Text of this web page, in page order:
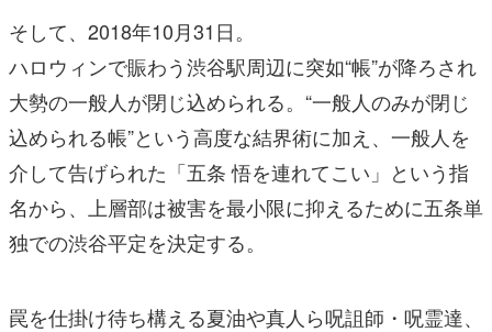
そして、2018年10月31日。
ハロウィンで賑わう渋谷駅周辺に突如“帳”が降ろされ
大勢の一般人が閉じ込められる。“一般人のみが閉じ
込められる帳”という高度な結界術に加え、一般人を
介して告げられた「五条 悟を連れてこい」という指
名から、上層部は被害を最小限に抑えるために五条単
独での渋谷平定を決定する。
罠を仕掛け待ち構える夏油や真人ら呪詛師・呪霊達、